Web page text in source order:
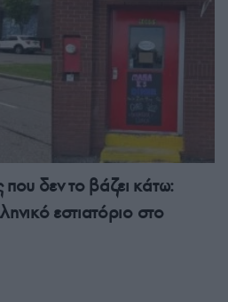
δεν το βάζει κάτω:
εστιατόριο στο